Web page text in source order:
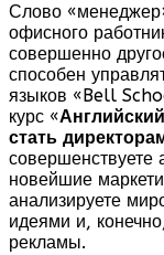
Слово
офисного
совершенно
способен
языков «Bell
курс «
стать
совершенствуете
новейшие
анализируете
идеями и,
рекламы.